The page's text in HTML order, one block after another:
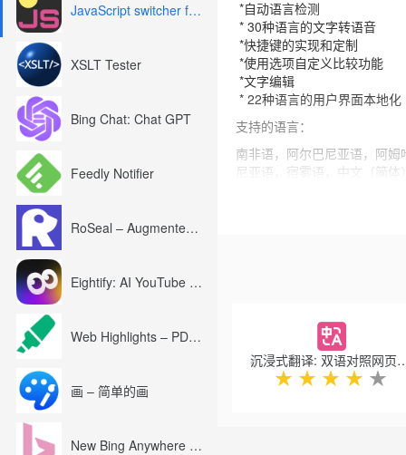
JavaScript switcher for SEO and development
XSLT Tester
Bing Chat: Chat GPT
Feedly Notifier
RoSeal – Augmented Roblox Experience
Eightify: AI YouTube Summary with ChatGPT
Web Highlights – PDF & Web Highlighter
画 – 简单的画
New Bing Anywhere (Bing Chat GPT-4)
*自动语言检测
* 30种语言的文字转语音
*快捷键的实现和定制
*使用选项自定义比较功能
*文字编辑
* 22种语言的用户界面本地化
支持的语言：
南非语，阿尔巴尼亚语，阿
尼亚语，宿雾语，中文（简
沉浸式翻译: 双语对
★ ★ ★ ★ ★